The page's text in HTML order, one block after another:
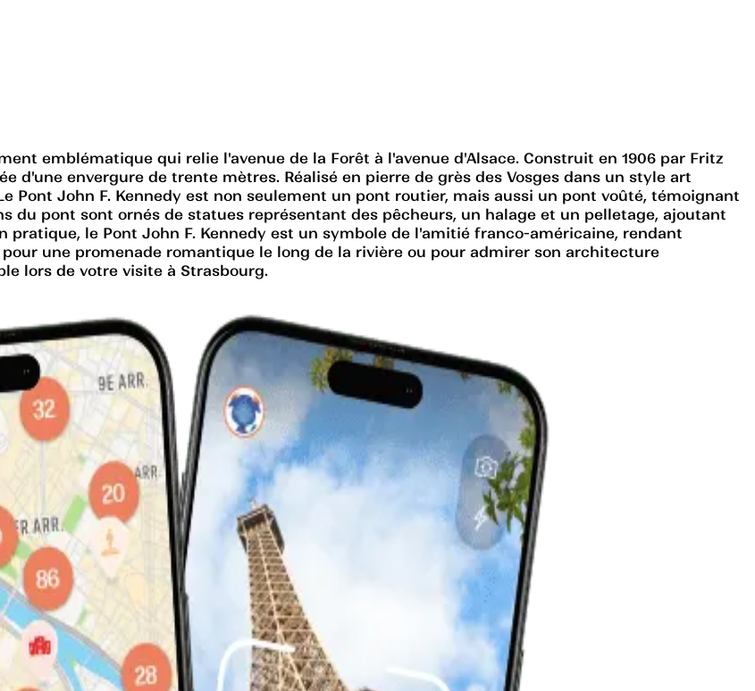
emblématique qui relie l'avenue de la Forêt à l'avenue d'Alsace. Construit en 1906 par Fritz
d'une envergure de trente mètres. Réalisé en pierre de grès des Vosges dans un style art
Pont John F. Kennedy est non seulement un pont routier, mais aussi un pont voûté, témoignant
du pont sont ornés de statues représentant des pêcheurs, un halage et un pelletage, ajoutant
le Pont John F. Kennedy est un symbole de l'amitié franco-américaine, rendant
une promenade romantique le long de la rivière ou pour admirer son architecture
lors de votre visite à Strasbourg.